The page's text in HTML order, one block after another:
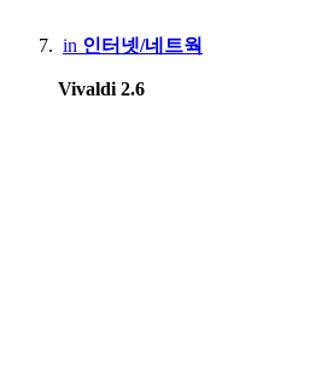
in 인터넷/네트웍
Vivaldi 2.6